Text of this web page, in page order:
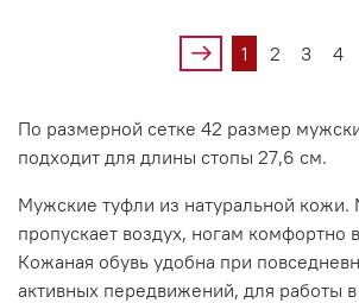
1 2 3 4
По размерной сетке 42 размер
подходит для длины стопы 27,6 см.
Мужские туфли из натуральной кожи.
пропускает воздух, ногам комфортно
Кожаная обувь удобна при
активных передвижений, для работы